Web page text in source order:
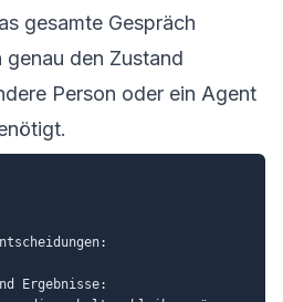
gesamte Gespräch
den Zustand
Person oder ein Agent